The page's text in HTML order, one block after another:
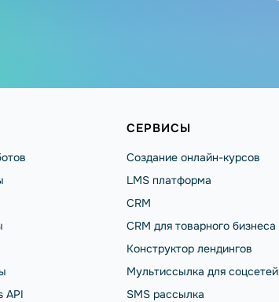
API
СЕРВИСЫ
Создание онлайн-курсов
LMS платформа
CRM
CRM для товарного бизнеса
Конструктор лендингов
Мультиссылка для соцсетей
SMS рассылка